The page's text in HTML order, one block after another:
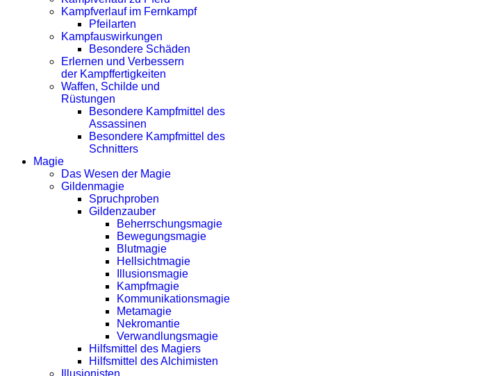
Kampfverlauf im Fernkampf
Pfeilarten
Kampfauswirkungen
Besondere Schäden
Erlernen und Verbessern
der Kampffertigkeiten
Waffen, Schilde und
Rüstungen
Besondere Kampfmittel des
Assassinen
Besondere Kampfmittel des
Schnitters
Magie
Das Wesen der Magie
Gildenmagie
Spruchproben
Gildenzauber
Beherrschungsmagie
Bewegungsmagie
Blutmagie
Hellsichtmagie
Illusionsmagie
Kampfmagie
Kommunikationsmagie
Metamagie
Nekromantie
Verwandlungsmagie
Hilfsmittel des Magiers
Hilfsmittel des Alchimisten
Illusionisten